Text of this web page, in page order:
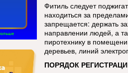
Фитиль следует
находиться за
запрещается: держать
направлении людей, а
пиротехнику в
деревьев, линий
ПОРЯДОК